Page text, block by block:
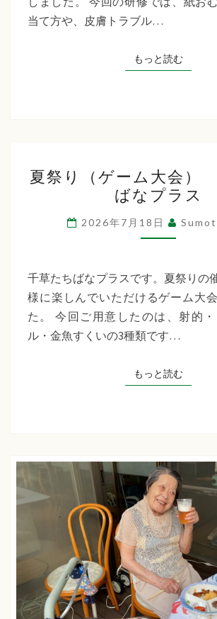
な
当て方や、皮膚トラブル…
もっと読むもっと
祭
り
（ゲ
ー
大
会）
千
草
ち
ス
夏祭り（ゲーム大会）
ばなプラス
2026年7月18日
千草たちばなプラスです。夏祭りの
様に楽しんでいただけるゲーム大
た。 今回ご用意したのは、射的
ル・金魚すくいの3種類です…
もっと読むもっと